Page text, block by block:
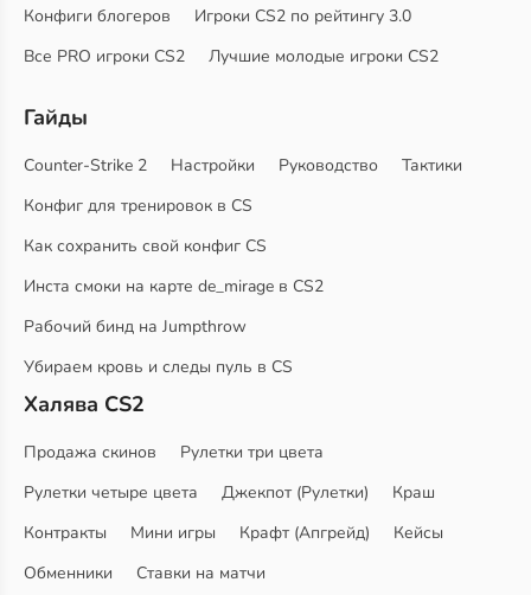
Конфиги блогеров
Игроки CS2 по рейтингу 3.0
Все PRO игроки CS2
Лучшие молодые игроки CS2
Гайды
Counter-Strike 2 Настройки Руководство
Тактики
Конфиг для тренировок в CS
Как сохранить свой конфиг CS
Инста смоки на карте de_mirage в CS2
Рабочий бинд на Jumpthrow
Убираем кровь и следы пуль в CS
Халява CS2
Продажа скинов
Рулетки три цвета
Рулетки четыре цвета
Джекпот (Рулетки)
Краш
Контракты
Мини игры Крафт (Апгрейд)
Кейсы
Обменники
Ставки на матчи